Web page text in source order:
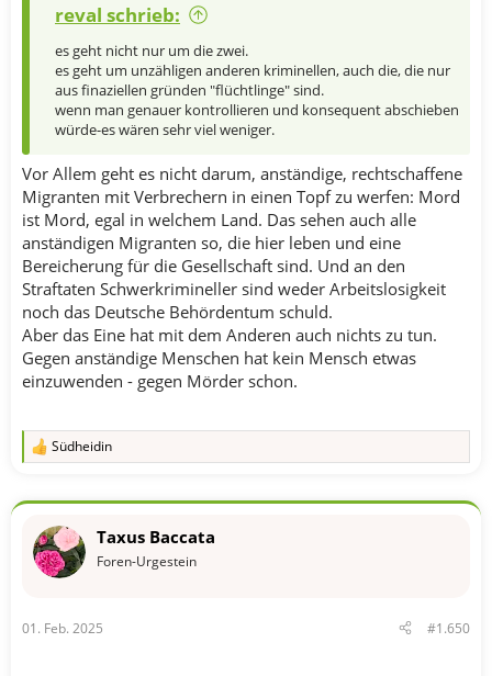
reval schrieb:
es geht nicht nur um die zwei.
es geht um unzähligen anderen kriminellen, auch die, die nur
aus finaziellen gründen "flüchtlinge" sind.
wenn man genauer kontrollieren und konsequent abschieben
würde-es wären sehr viel weniger.
Vor Allem geht es nicht darum, anständige, rechtschaffene
Migranten mit Verbrechern in einen Topf zu werfen: Mord
ist Mord, egal in welchem Land. Das sehen auch alle
anständigen Migranten so, die hier leben und eine
Bereicherung für die Gesellschaft sind. Und an den
Straftaten Schwerkrimineller sind weder Arbeitslosigkeit
noch das Deutsche Behördentum schuld.
Aber das Eine hat mit dem Anderen auch nichts zu tun.
Gegen anständige Menschen hat kein Mensch etwas
einzuwenden - gegen Mörder schon.
R
k
o
:
Südheidin
Taxus Baccata
Foren-Urgestein
01. Feb. 2025 #1.650